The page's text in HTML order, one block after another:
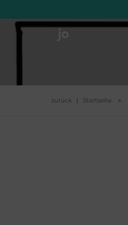
zurück | Startseite